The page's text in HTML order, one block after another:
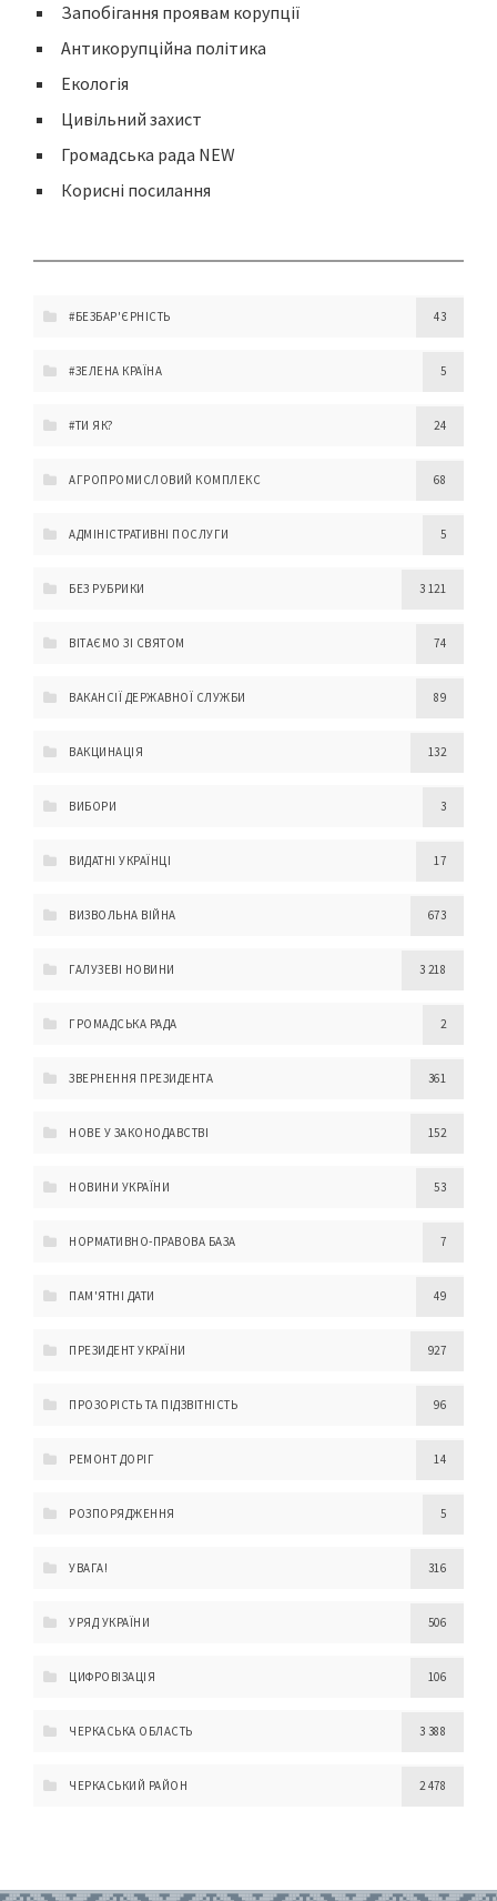
Запобігання проявам корупції
Антикорупційна політика
Екологія
Цивільний захист
Громадська рада NEW
Корисні посилання
#БЕЗБАР'ЄРНІСТЬ 43
#ЗЕЛЕНА КРАЇНА 5
#ТИ ЯК? 24
АГРОПРОМИСЛОВИЙ КОМПЛЕКС 68
АДМІНІСТРАТИВНІ ПОСЛУГИ 5
БЕЗ РУБРИКИ 3 121
ВІТАЄМО ЗІ СВЯТОМ 74
ВАКАНСІЇ ДЕРЖАВНОЇ СЛУЖБИ 89
ВАКЦИНАЦІЯ 132
ВИБОРИ 3
ВИДАТНІ УКРАЇНЦІ 17
ВИЗВОЛЬНА ВІЙНА 673
ГАЛУЗЕВІ НОВИНИ 3 218
ГРОМАДСЬКА РАДА 2
ЗВЕРНЕННЯ ПРЕЗИДЕНТА 361
НОВЕ У ЗАКОНОДАВСТВІ 152
НОВИНИ УКРАЇНИ 53
НОРМАТИВНО-ПРАВОВА БАЗА 7
ПАМ'ЯТНІ ДАТИ 49
ПРЕЗИДЕНТ УКРАЇНИ 927
ПРОЗОРІСТЬ ТА ПІДЗВІТНІСТЬ 96
РЕМОНТ ДОРІГ 14
РОЗПОРЯДЖЕННЯ 5
УВАГА! 316
УРЯД УКРАЇНИ 506
ЦИФРОВІЗАЦІЯ 106
ЧЕРКАСЬКА ОБЛАСТЬ 3 388
ЧЕРКАСЬКИЙ РАЙОН 2 478